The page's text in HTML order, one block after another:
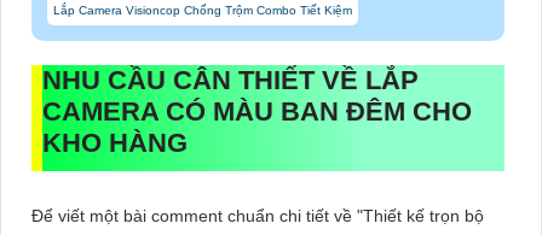
Lắp Camera Visioncop Chống Trộm Combo Tiết Kiệm
NHU CẦU CÂN THIẾT VỀ LẮP
CAMERA CÓ MÀU BAN ĐÊM CHO
KHO HÀNG
Để viết một bài comment chuẩn chi tiết về "Thiết kế trọn bộ